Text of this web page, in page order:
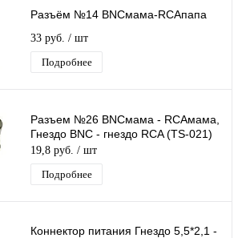
Разъём №14 BNCмама-RCAпапа
33 руб. / шт
Подробнее
Разъем №26 BNCмама - RCAмама,
Гнездо BNC - гнездо RCA (TS-021)
19,8 руб. / шт
Подробнее
Коннектор питания Гнездо 5,5*2,1 -